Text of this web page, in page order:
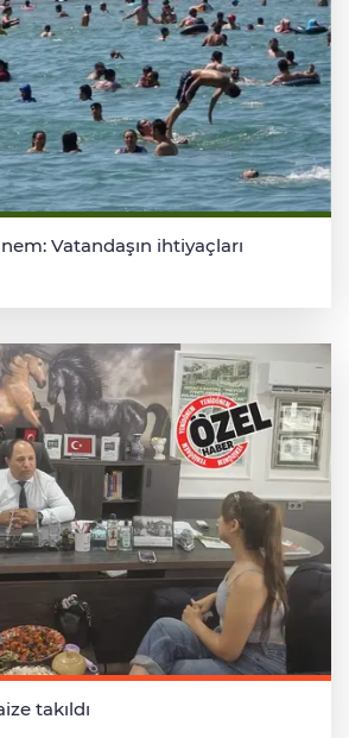
Vatandaşın ihtiyaçları
takıldı